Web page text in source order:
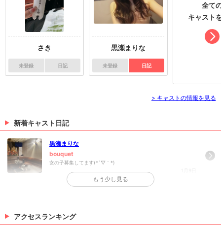
さき
未登録 日記
黒瀬まりな
未登録 日記
全て
キャスト
> キャストの情報を見る
新着キャスト日記
黒瀬まりな
bouquet
女の子募集してます(*´▽｀*)
もう少し見る
アクセスランキング